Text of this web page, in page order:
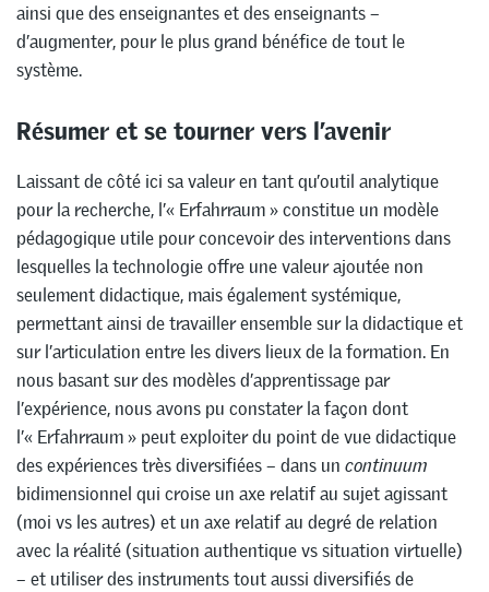
ainsi que des enseignantes et des enseignants –
d’augmenter, pour le plus grand bénéfice de tout le
système.
Résumer et se tourner vers l’avenir
Laissant de côté ici sa valeur en tant qu’outil analytique
pour la recherche, l’« Erfahrraum » constitue un modèle
pédagogique utile pour concevoir des interventions dans
lesquelles la technologie offre une valeur ajoutée non
seulement didactique, mais également systémique,
permettant ainsi de travailler ensemble sur la didactique et
sur l’articulation entre les divers lieux de la formation. En
nous basant sur des modèles d’apprentissage par
l’expérience, nous avons pu constater la façon dont
l’« Erfahrraum » peut exploiter du point de vue didactique
des expériences très diversifiées – dans un continuum
bidimensionnel qui croise un axe relatif au sujet agissant
(moi vs les autres) et un axe relatif au degré de relation
avec la réalité (situation authentique vs situation virtuelle)
– et utiliser des instruments tout aussi diversifiés de